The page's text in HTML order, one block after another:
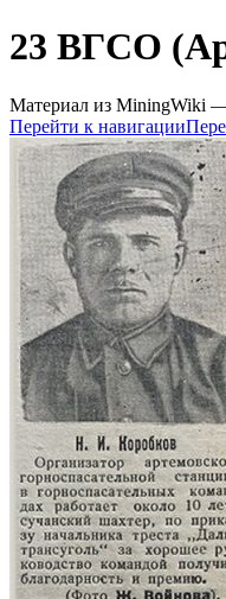
23 ВГСО
Материал из MiningWiki
Перейти к навигации